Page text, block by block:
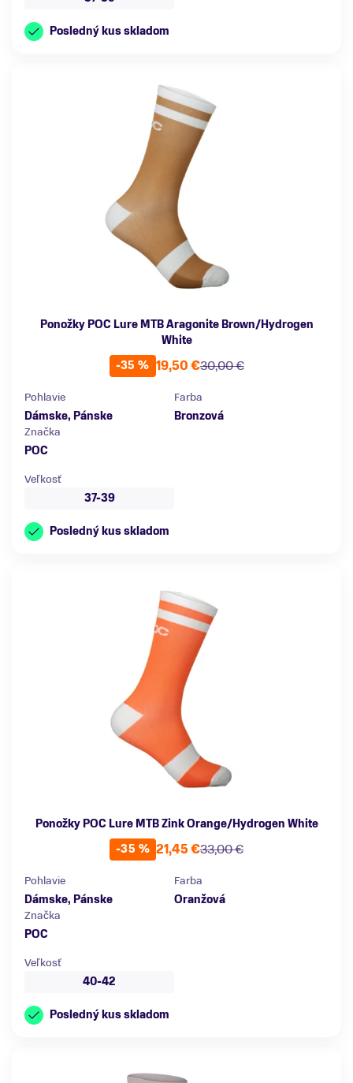
Posledný kus skladom
Ponožky POC Lure MTB Aragonite Brown/Hydrogen
White
-35 %
30,00 €
19,50 €
Pohlavie
Dámske, Pánske
Farba
Bronzová
Značka
POC
Veľkosť
37-39
Posledný kus skladom
Ponožky POC Lure MTB Zink Orange/Hydrogen White
-35 %
33,00 €
21,45 €
Pohlavie
Dámske, Pánske
Farba
Oranžová
Značka
POC
Veľkosť
40-42
Posledný kus skladom